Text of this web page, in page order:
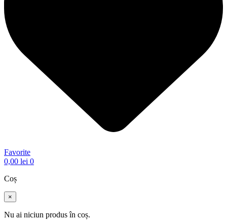
Favorite
0,00 lei 0
Coș
×
Nu ai niciun produs în coș.